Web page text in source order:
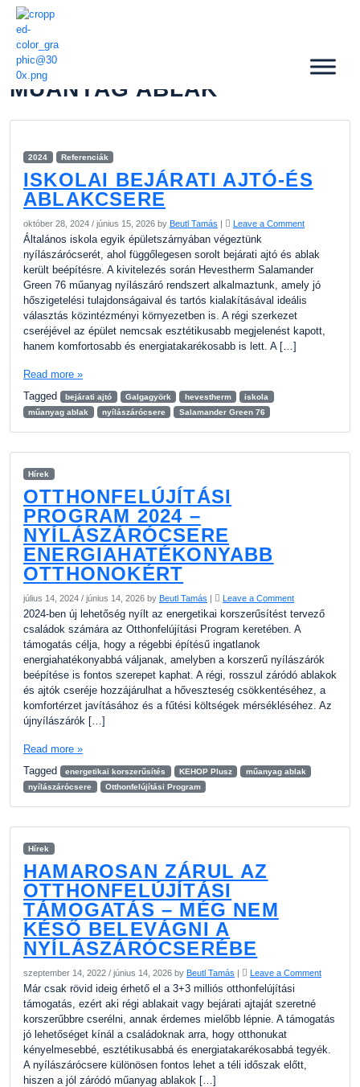
MŰANYAG ABLAK
2024 Referenciák
ISKOLAI BEJÁRATI AJTÓ-ÉS
ABLAKCSERE
október 28, 2024 / június 15, 2026 by Beutl Tamás | Leave a Comment
Általános iskola egyik épületszárnyában végeztünk
nyílászárócserét, ahol függőlegesen sorolt bejárati ajtó és ablak
került beépítésre. A kivitelezés során Hevestherm Salamander
Green 76 műanyag nyílászáró rendszert alkalmaztunk, amely jó
hőszigetelési tulajdonságaival és tartós kialakításával ideális
választás közintézményi környezetben is. A régi szerkezet
cseréjével az épület nemcsak esztétikusabb megjelenést kapott,
hanem komfortosabb és energiatakarékosabb is lett. A […]
Read more »
Tagged
bejárati ajtó Galgagyörk hevestherm
iskola
műanyag ablak
nyílászárócsere Salamander Green 76
Hírek
OTTHONFELÚJÍTÁSI
PROGRAM 2024 –
NYÍLÁSZÁRÓCSERE
ENERGIAHATÉKONYABB
OTTHONOKÉRT
július 14, 2024 / június 14, 2026 by Beutl Tamás | Leave a Comment
2024-ben új lehetőség nyílt az energetikai korszerűsítést tervező
családok számára az Otthonfelújítási Program keretében. A
támogatás célja, hogy a régebbi építésű ingatlanok
energiahatékonyabbá váljanak, amelyben a korszerű nyílászárók
beépítése is fontos szerepet kaphat. A régi, rosszul záródó ablakok
és ajtók cseréje hozzájárulhat a hőveszteség csökkentéséhez, a
komfortérzet javításához és a fűtési költségek mérsékléséhez. Az
újnyílászárók […]
Read more »
Tagged
energetikai korszerűsítés KEHOP Plusz
műanyag ablak
nyílászárócsere
Otthonfelújítási Program
Hírek
HAMAROSAN ZÁRUL AZ
OTTHONFELÚJÍTÁSI
TÁMOGATÁS – MÉG NEM
KÉSŐ BELEVÁGNI A
NYÍLÁSZÁRÓCSERÉBE
szeptember 14, 2022 / június 14, 2026 by Beutl Tamás | Leave a Comment
Már csak rövid ideig érhető el a 3+3 milliós otthonfelújítási
támogatás, ezért aki régi ablakait vagy bejárati ajtaját szeretné
korszerűbbre cserélni, annak érdemes mielőbb lépnie. A támogatás
jó lehetőséget kínál a családoknak arra, hogy otthonukat
kényelmesebbé, esztétikusabbá és energiatakarékosabbá tegyék.
A nyílászárócsere különösen fontos lehet a téli időszak előtt,
hiszen a jól záródó műanyag ablakok […]